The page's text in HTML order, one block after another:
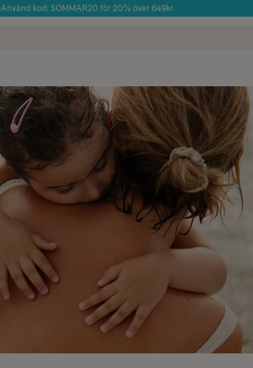
Använd kod: SOMMAR20 för 20% över 649kr